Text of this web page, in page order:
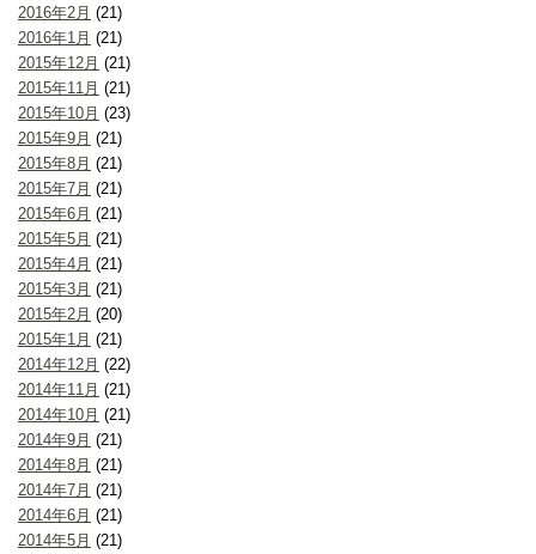
2016年2月 (21)
2016年1月 (21)
2015年12月 (21)
2015年11月 (21)
2015年10月 (23)
2015年9月 (21)
2015年8月 (21)
2015年7月 (21)
2015年6月 (21)
2015年5月 (21)
2015年4月 (21)
2015年3月 (21)
2015年2月 (20)
2015年1月 (21)
2014年12月 (22)
2014年11月 (21)
2014年10月 (21)
2014年9月 (21)
2014年8月 (21)
2014年7月 (21)
2014年6月 (21)
2014年5月 (21)